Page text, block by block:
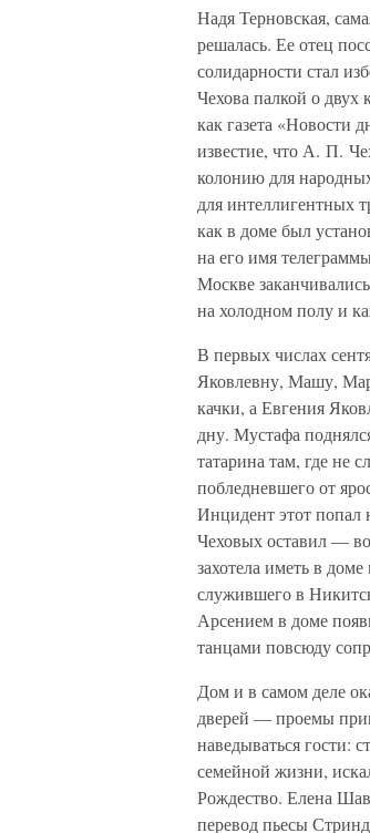
Надя Терновская,
решалась. Ее отец
солидарности стал
Чехова палкой о двух
как газета «Новости
известие, что А. П.
колонию для
для интеллигентных
как в доме был
на его имя
Москве
на холодном полу и
В первых числах
Яковлевну, Машу,
качки, а Евгения
дну. Мустафа
татарина там, где не
побледневшего от
Инцидент этот попал
Чеховых оставил —
захотела иметь в
служившего в
Арсением в доме
танцами повсюду
Дом и в самом деле
дверей — проемы
наведываться гости:
семейной жизни,
Рождество. Елена
перевод пьесы